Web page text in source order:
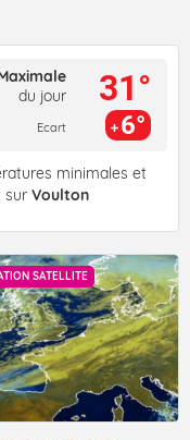
du jour
Ecart
31°
6°
minimales et
sur Voulton
SATELLITE